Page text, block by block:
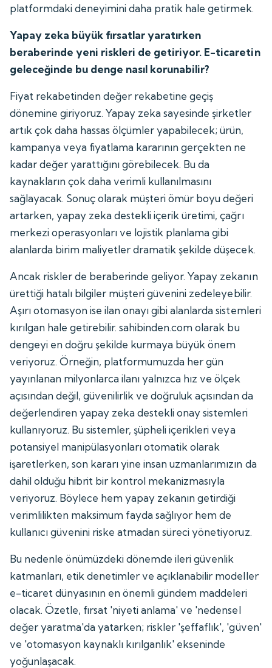
platformdaki deneyimini daha pratik hale getirmek.
Yapay zeka büyük fırsatlar yaratırken
beraberinde yeni riskleri de getiriyor. E-ticaretin
geleceğinde bu denge nasıl korunabilir?
Fiyat rekabetinden değer rekabetine geçiş
dönemine giriyoruz. Yapay zeka sayesinde şirketler
artık çok daha hassas ölçümler yapabilecek; ürün,
kampanya veya fiyatlama kararının gerçekten ne
kadar değer yarattığını görebilecek. Bu da
kaynakların çok daha verimli kullanılmasını
sağlayacak. Sonuç olarak müşteri ömür boyu değeri
artarken, yapay zeka destekli içerik üretimi, çağrı
merkezi operasyonları ve lojistik planlama gibi
alanlarda birim maliyetler dramatik şekilde düşecek.
Ancak riskler de beraberinde geliyor. Yapay zekanın
ürettiği hatalı bilgiler müşteri güvenini zedeleyebilir.
Aşırı otomasyon ise ilan onayı gibi alanlarda sistemleri
kırılgan hale getirebilir. sahibinden.com olarak bu
dengeyi en doğru şekilde kurmaya büyük önem
veriyoruz. Örneğin, platformumuzda her gün
yayınlanan milyonlarca ilanı yalnızca hız ve ölçek
açısından değil, güvenilirlik ve doğruluk açısından da
değerlendiren yapay zeka destekli onay sistemleri
kullanıyoruz. Bu sistemler, şüpheli içerikleri veya
potansiyel manipülasyonları otomatik olarak
işaretlerken, son kararı yine insan uzmanlarımızın da
dahil olduğu hibrit bir kontrol mekanizmasıyla
veriyoruz. Böylece hem yapay zekanın getirdiği
verimlilikten maksimum fayda sağlıyor hem de
kullanıcı güvenini riske atmadan süreci yönetiyoruz.
Bu nedenle önümüzdeki dönemde ileri güvenlik
katmanları, etik denetimler ve açıklanabilir modeller
e-ticaret dünyasının en önemli gündem maddeleri
olacak. Özetle, fırsat 'niyeti anlama' ve 'nedensel
değer yaratma'da yatarken; riskler 'şeffaflık', 'güven'
ve 'otomasyon kaynaklı kırılganlık' ekseninde
yoğunlaşacak.